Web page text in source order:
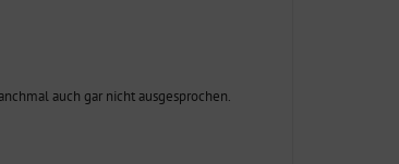
auch gar nicht ausgesprochen.